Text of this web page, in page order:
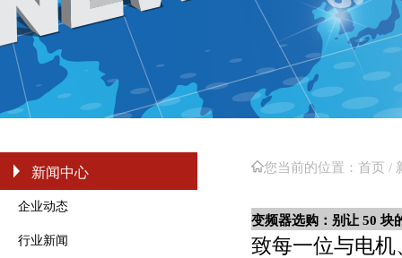
新闻中心
企业动态
行业新闻
您当前的位置： 首页 /
变频器选购：别让 50 块
致每一位与电